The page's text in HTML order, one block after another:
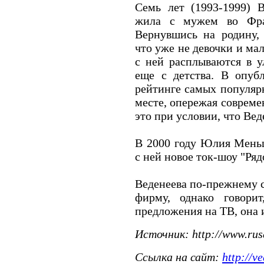
Семь лет (1993-1999)
жила с мужем во
Вернувшись на
что уже не девочки и
с ней расплываются в
еще с детства. В
рейтинге самых
месте, опережая
это при условии, что
В 2000 году Юлия
с ней новое ток-шоу
Веденеева по-прежнему
фирму, однако
предложения на ТВ, она
Источник: http://
Сcылка на сайт: http://